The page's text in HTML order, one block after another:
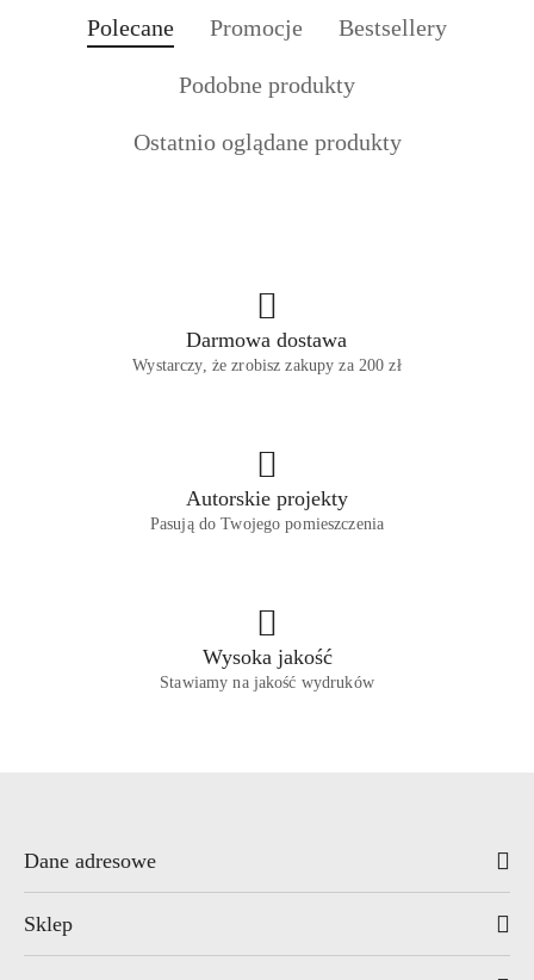
Pomiń karuzelę produktów
Produkty
Polecane
Produkty
statusie:
Promocje
Produkty
statusie:
Bestsellery
Produkty
statusie:
Podobne produkty
Produkty
Ostatnio oglądane produkty
Darmowa dostawa
Wystarczy, że zrobisz zakupy za 200 zł
Autorskie projekty
Pasują do Twojego pomieszczenia
Wysoka jakość
Stawiamy na jakość wydruków
Dane adresowe
Sklep